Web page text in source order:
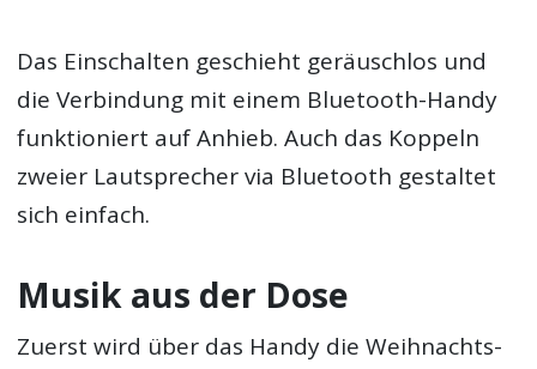
Das Einschalten geschieht geräuschlos und
die Verbindung mit einem Bluetooth-Handy
funktioniert auf Anhieb. Auch das Koppeln
zweier Lautsprecher via Bluetooth gestaltet
sich einfach.
Musik aus der Dose
Zuerst wird über das Handy die Weihnachts-